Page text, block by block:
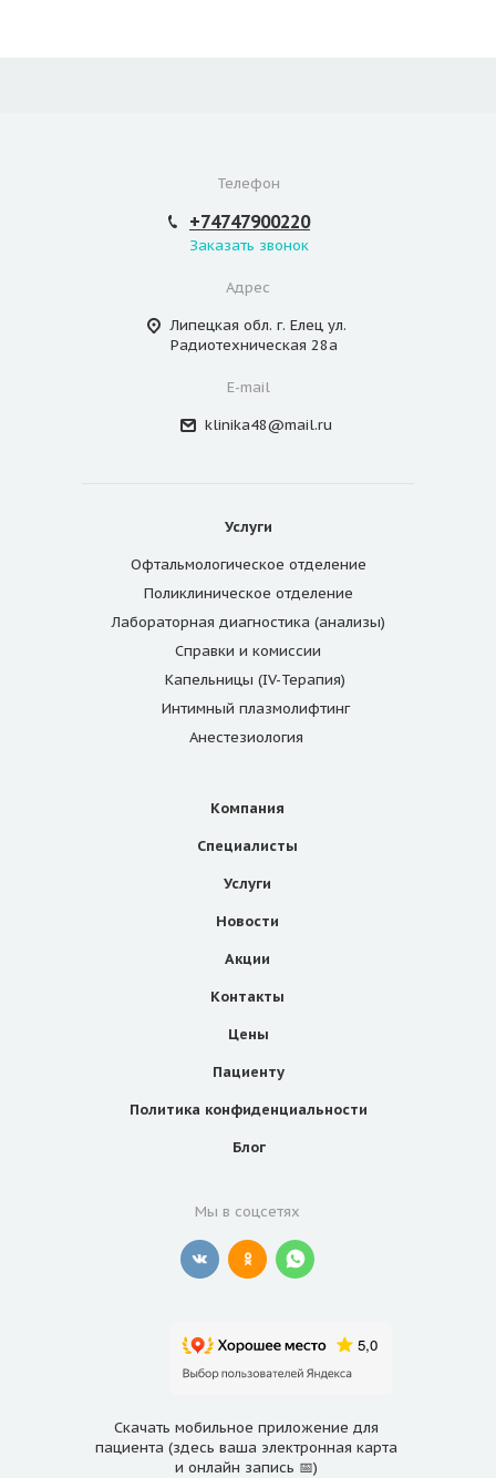
Липецкая обл. г. Елец ул.
Радиотехническая 28а
Адрес
Услуги
Офтальмологическое отделение
Поликлиническое отделение
Лабораторная диагностика (анализы)
Справки и комиссии
Капельницы (IV-Терапия)
Интимный плазмолифтинг
Анестезиология
klinika48@mail.ru
E-mail
+74747900220
Заказать звонок
Телефон
Пациенту
Политика конфиденциальности
Блог
Цены
Компания
Специалисты
Услуги
Новости
Контакты
Акции
Скачать мобильное приложение для
пациента (здесь ваша электронная карта
и онлайн запись 📅)
Мы в соцсетях